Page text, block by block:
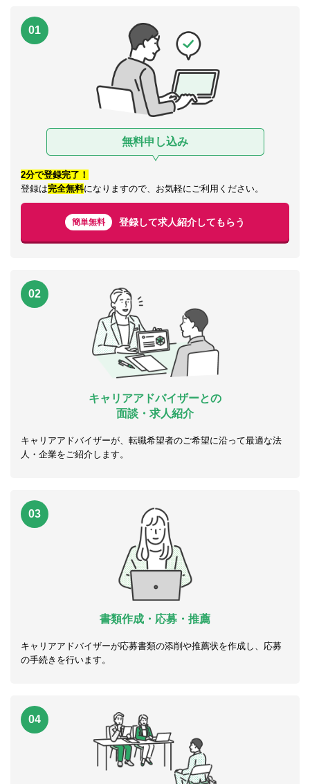
01
無料申し込み
2分で登録完了！
登録は完全無料になりますので、お気軽にご利用ください。
簡単無料 登録して求人紹介してもらう
02
キャリアアドバイザーとの
面談・求人紹介
キャリアアドバイザーが、転職希望者のご希望に沿って最適な法
人・企業をご紹介します。
03
書類作成・応募・推薦
キャリアアドバイザーが応募書類の添削や推薦状を作成し、応募
の手続きを行います。
04